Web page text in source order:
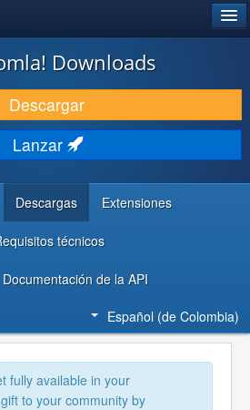
Downloads
Descargar
Lanzar
Descargas Extensiones
técnicos
Documentación de la API
Español (de Colombia)
fully available in your
to your community by